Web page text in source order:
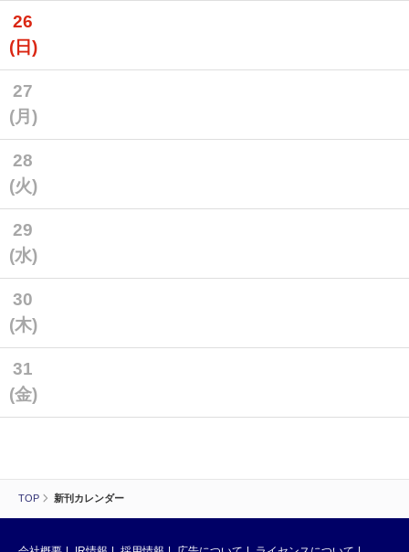
TOP 新刊カレンダー
26
(日)
27
(月)
28
(火)
29
(水)
30
(木)
31
(金)